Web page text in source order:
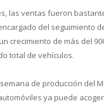
las ventas fueron
del seguimiento
crecimiento de más del
total de vehículos.
de producción del
ya puede